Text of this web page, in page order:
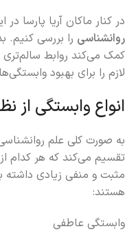
در کنار ماکان آریا پارسا
روانشناسی را بررسی
کمک می‌کند روابط سالم‌تری
لازم را برای بهبود
انواع وابستگی از
به صورت کلی علم
تقسیم می‌کند که هر کدام از
مثبت و منفی زیادی داشته
هستند:
وابستگی عاطفی